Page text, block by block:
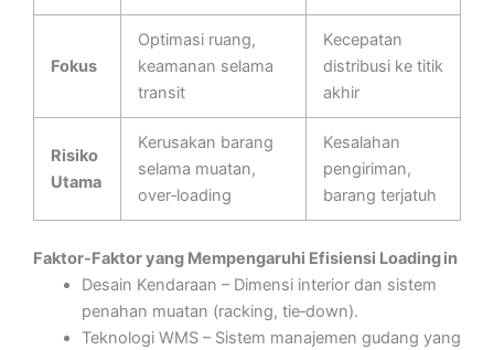
Fokus
Optimasi ruang,
keamanan selama
transit
Kecepatan
distribusi ke titik
akhir
Risiko
Utama
Kerusakan barang
selama muatan,
over‑loading
Kesalahan
pengiriman,
barang terjatuh
Faktor-Faktor yang Mempengaruhi Efisiensi Loading in
Desain Kendaraan – Dimensi interior dan sistem
penahan muatan (racking, tie‑down).
Teknologi WMS – Sistem manajemen gudang yang